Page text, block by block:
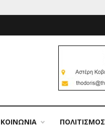
ΚΟΙΝΩΝΙΑ ΠΟΛΙΤΙΣΜΟΣ